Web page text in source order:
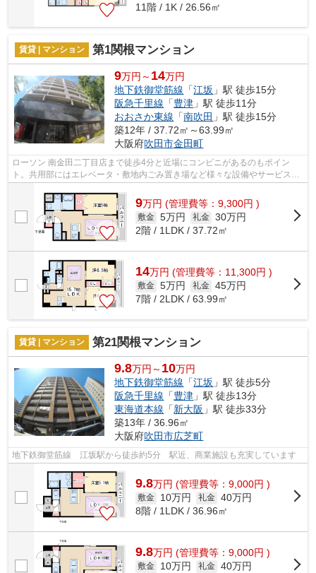
11階 / 1K / 26.56㎡
賃貸 | マンション 第1関根マンション
9万円～ 14万円
地下鉄御堂筋線 「江坂 」駅 徒歩15分
阪急千里線 「豊津 」駅 徒歩11分
おおさか東線 「南吹田 」駅 徒歩15分
築12年 / 37.72㎡～63.99㎡
大阪府吹田市金田町
ローソン 南金田二丁目店まで徒歩4分と近場にコンビニがあるのもポイン
ト。共用部にはエレベータ・敷地内ごみ置き場など様々な設備やサービスが
揃っているので便利です。こちらの物件...
9万円 (管理費等：9,300円 )
敷金 5万円 礼金 30万円
2階 / 1LDK / 37.72㎡
14万円 (管理費等：11,300円 )
敷金 5万円 礼金 45万円
7階 / 2LDK / 63.99㎡
賃貸 | マンション 第21関根マンション
9.8万円～ 10万円
地下鉄御堂筋線 「江坂 」駅 徒歩5分
阪急千里線 「豊津 」駅 徒歩13分
東海道本線 「新大阪 」駅 徒歩33分
築13年 / 36.96㎡
大阪府吹田市広芝町
地下鉄御堂筋線 江坂駅から徒歩約5分 駅近、商業施設も充実しています
9.8万円 (管理費等：9,000円 )
敷金 10万円 礼金 40万円
8階 / 1LDK / 36.96㎡
9.8万円 (管理費等：9,000円 )
敷金 10万円 礼金 40万円